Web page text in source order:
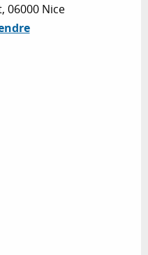
06000 Nice